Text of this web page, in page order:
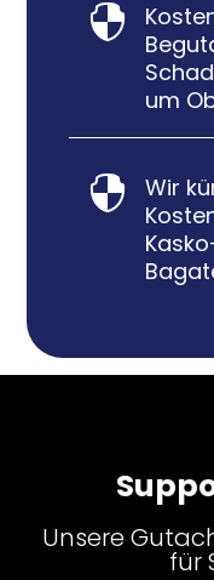

um

Wir
Unsere
für